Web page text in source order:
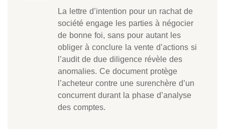
La lettre d’intention pour un rachat de
société engage les parties à négocier
de bonne foi, sans pour autant les
obliger à conclure la vente d’actions si
l’audit de due diligence révèle des
anomalies. Ce document protège
l’acheteur contre une surenchère d’un
concurrent durant la phase d’analyse
des comptes.